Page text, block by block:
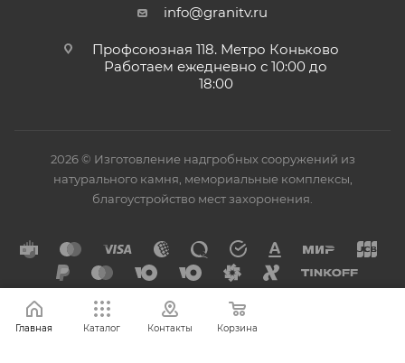
info@granitv.ru
Профсоюзная 118. Метро Коньково
Работаем ежедневно с 10:00 до
18:00
2026 © Изготовление надгробных сооружений из
натурального камня, мемориальные комплексы,
благоустройство мест захоронения.
Главная Каталог Контакты Корзина